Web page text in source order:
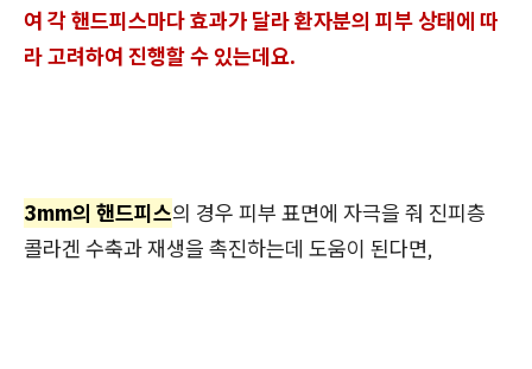
여 각 핸드피스마다 효과가 달라 환자분의 피부 상태에 따
라 고려하여 진행할 수 있는데요.
3mm의 핸드피스의 경우 피부 표면에 자극을 줘 진피층
콜라겐 수축과 재생을 촉진하는데 도움이 된다면,